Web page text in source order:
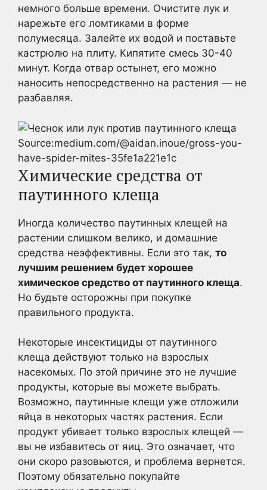
немного больше времени. Очистите лук и
нарежьте его ломтиками в форме
полумесяца. Залейте их водой и поставьте
кастрюлю на плиту. Кипятите смесь 30-40
минут. Когда отвар остынет, его можно
наносить непосредственно на растения — не
разбавляя.
Source:medium.com/@aidan.inoue/gross-you-
have-spider-mites-35fe1a221e1c
Химические средства от
паутинного клеща
Иногда количество паутинных клещей на
растении слишком велико, и домашние
средства неэффективны. Если это так, то
лучшим решением будет хорошее
химическое средство от паутинного клеща.
Но будьте осторожны при покупке
правильного продукта.
Некоторые инсектициды от паутинного
клеща действуют только на взрослых
насекомых. По этой причине это не лучшие
продукты, которые вы можете выбрать.
Возможно, паутинные клещи уже отложили
яйца в некоторых частях растения. Если
продукт убивает только взрослых клещей —
вы не избавитесь от яиц. Это означает, что
они скоро разовьются, и проблема вернется.
Поэтому обязательно покупайте